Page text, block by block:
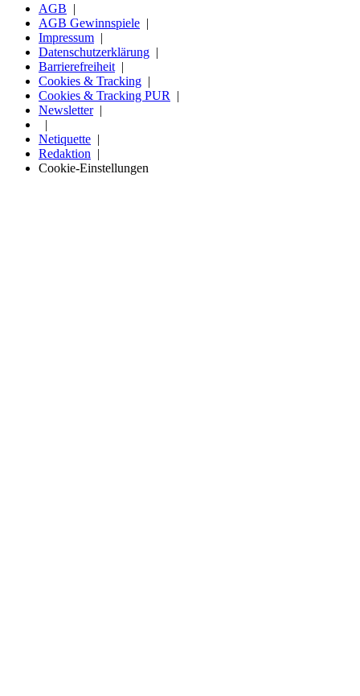
AGB
AGB Gewinnspiele
Impressum
Datenschutzerklärung
Barrierefreiheit
Cookies & Tracking
Cookies & Tracking PUR
Newsletter
Netiquette
Redaktion
Cookie-Einstellungen